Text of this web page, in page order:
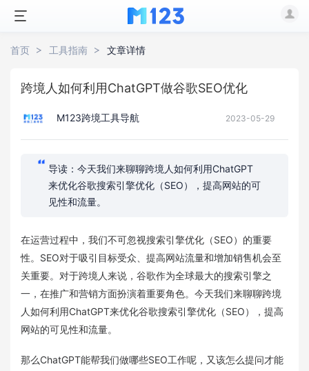
首页 工具指南 文章详情
跨境人如何利用ChatGPT做谷歌SEO优化
M123跨境工具导航 2023-05-29
导读：今天我们来聊聊跨境人如何利用ChatGPT
来优化谷歌搜索引擎优化（SEO），提高网站的可
见性和流量。
在运营过程中，我们不可忽视搜索引擎优化（SEO）的重要
性。SEO对于吸引目标受众、提高网站流量和增加销售机会至
关重要。对于跨境人来说，谷歌作为全球最大的搜索引擎之
一，在推广和营销方面扮演着重要角色。今天我们来聊聊跨境
人如何利用ChatGPT来优化谷歌搜索引擎优化（SEO），提高
网站的可见性和流量。
那么ChatGPT能帮我们做哪些SEO工作呢，又该怎么提问才能